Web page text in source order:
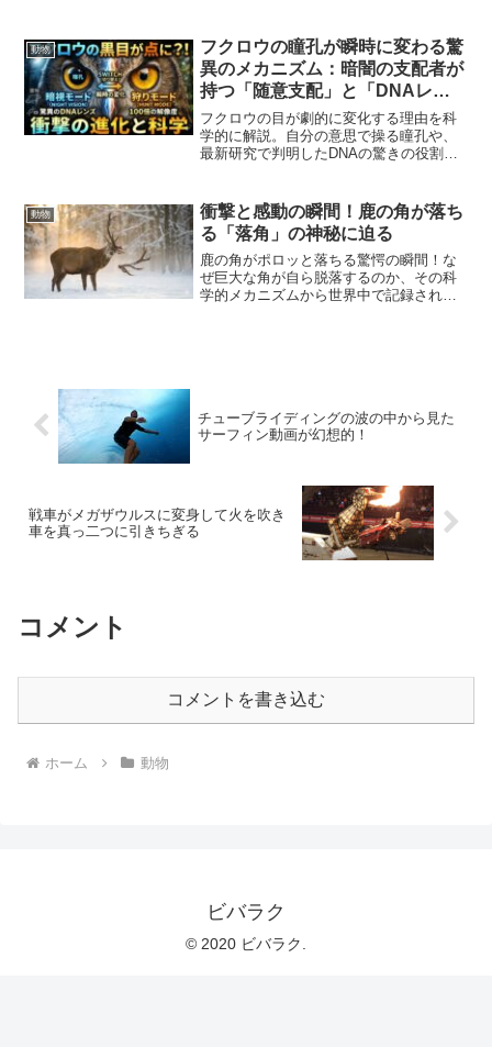
動物
フクロウの瞳孔が瞬時に変わる驚
異のメカニズム：暗闇の支配者が
持つ「随意支配」と「DNAレン
ズ」の科学
フクロウの目が劇的に変化する理由を科
学的に解説。自分の意思で操る瞳孔や、
最新研究で判明したDNAの驚きの役割な
動物
衝撃と感動の瞬間！鹿の角が落ち
る「落角」の神秘に迫る
鹿の角がポロッと落ちる驚愕の瞬間！な
ぜ巨大な角が自ら脱落するのか、その科
学的メカニズムから世界中で記録された
チューブライディングの波の中から見た
サーフィン動画が幻想的！
戦車がメガザウルスに変身して火を吹き
車を真っ二つに引きちぎる
コメント
コメントを書き込む
ホーム 動物
ビバラク
© 2020 ビバラク.